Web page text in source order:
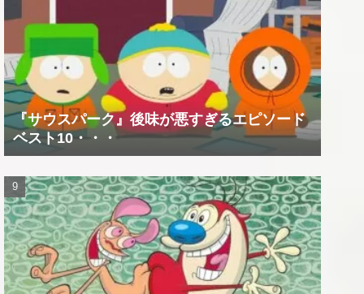
『サウスパーク』後味が悪すぎるエピソード
ベスト10・・・